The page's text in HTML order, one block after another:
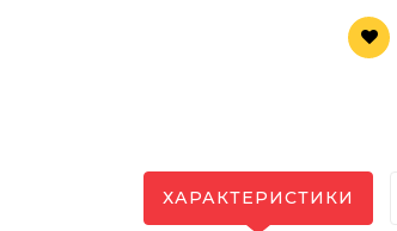
ХАРАКТЕРИСТИКИ